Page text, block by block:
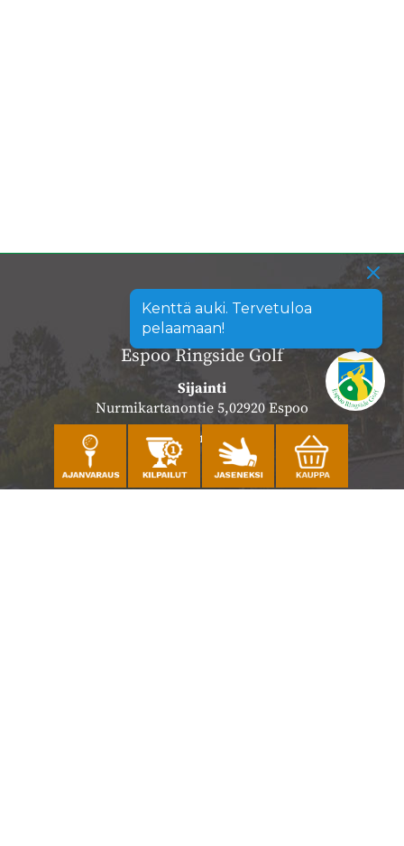
Kenttä auki. Tervetuloa
pelaamaan!
Espoo Ringside Golf
Sijainti
Nurmikartanontie 5,02920 Espoo
Katso sijainti kartalla